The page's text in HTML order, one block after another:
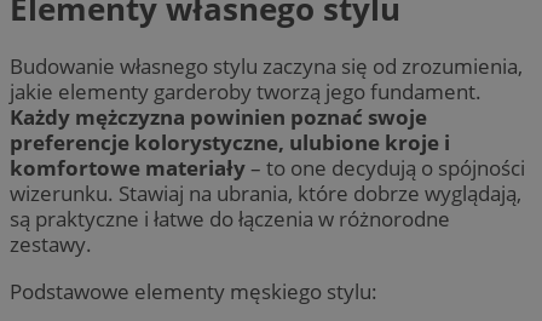
Budowanie własnego stylu zaczyna się od zrozumienia,
jakie elementy garderoby tworzą jego fundament.
Każdy mężczyzna powinien poznać swoje
preferencje kolorystyczne, ulubione kroje i
komfortowe materiały– to one decydują o spójności
wizerunku. Stawiaj na ubrania, które dobrze wyglądają,
są praktyczne i łatwe do łączenia w różnorodne
zestawy.
Podstawowe elementy męskiego stylu: